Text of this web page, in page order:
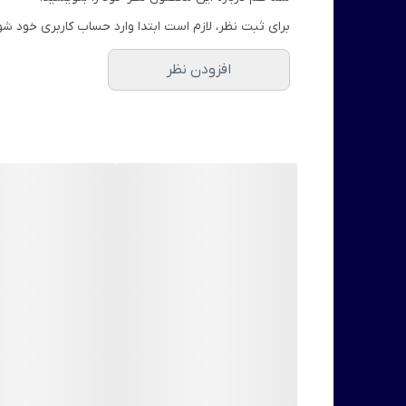
برای ثبت نظر، لازم است ابتدا وارد حساب کاربری خود
افزودن نظر